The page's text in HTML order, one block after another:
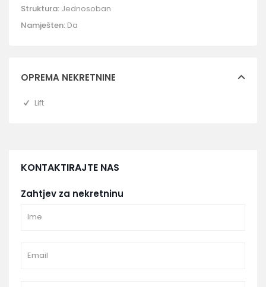
Struktura: Jednosoban
Namješten: Da
OPREMA NEKRETNINE
Lift
KONTAKTIRAJTE NAS
Zahtjev za nekretninu